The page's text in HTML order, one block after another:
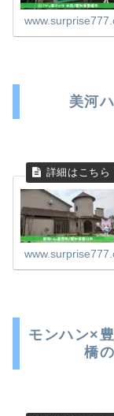
美河
モンハン×
橋